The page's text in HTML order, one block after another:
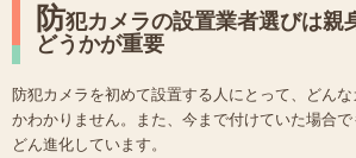
防犯カメラの設置業者選びは親
どうかが重要
防犯カメラを初めて設置する人にとって、どん
かわかりません。また、今まで付けていた場合
どん進化しています。